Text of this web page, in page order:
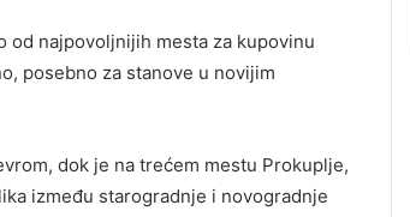
od najpovoljnijih mesta za kupovinu
posebno za stanove u novijim
dok je na trećem mestu Prokuplje,
između starogradnje i novogradnje